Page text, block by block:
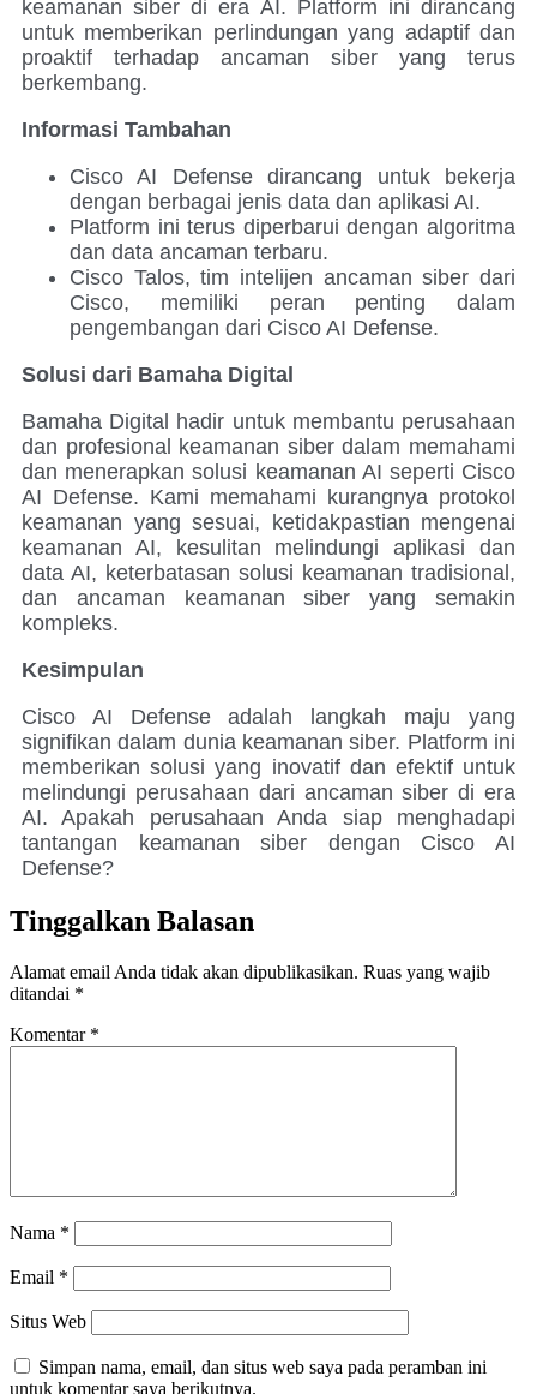
keamanan siber di era AI. Platform ini dirancang
untuk memberikan perlindungan yang adaptif dan
proaktif terhadap ancaman siber yang terus
berkembang.
Informasi Tambahan
Cisco AI Defense dirancang untuk bekerja
dengan berbagai jenis data dan aplikasi AI.
Platform ini terus diperbarui dengan algoritma
dan data ancaman terbaru.
Cisco Talos, tim intelijen ancaman siber dari
Cisco, memiliki peran penting dalam
pengembangan dari Cisco AI Defense.
Solusi dari Bamaha Digital
Bamaha Digital hadir untuk membantu perusahaan
dan profesional keamanan siber dalam memahami
dan menerapkan solusi keamanan AI seperti Cisco
AI Defense. Kami memahami kurangnya protokol
keamanan yang sesuai, ketidakpastian mengenai
keamanan AI, kesulitan melindungi aplikasi dan
data AI, keterbatasan solusi keamanan tradisional,
dan ancaman keamanan siber yang semakin
kompleks.
Kesimpulan
Cisco AI Defense adalah langkah maju yang
signifikan dalam dunia keamanan siber. Platform ini
memberikan solusi yang inovatif dan efektif untuk
melindungi perusahaan dari ancaman siber di era
AI. Apakah perusahaan Anda siap menghadapi
tantangan keamanan siber dengan Cisco AI
Defense?
Tinggalkan Balasan
Alamat email Anda tidak akan dipublikasikan. Ruas yang wajib
ditandai *
Komentar *
Nama *
Email *
Situs Web
Simpan nama, email, dan situs web saya pada peramban ini
untuk komentar saya berikutnya.